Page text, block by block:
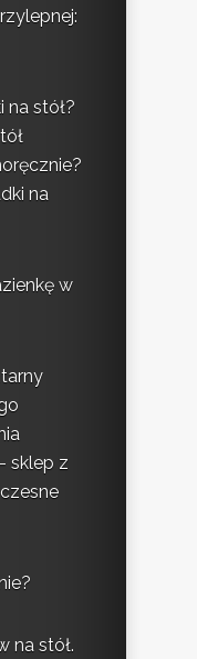
na stół?
na
w
sklep z
na stół.